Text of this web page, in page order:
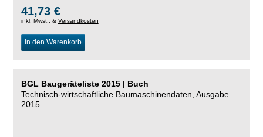
41,73 €
inkl. Mwst., & Versandkosten
In den Warenkorb
BGL Baugeräteliste 2015 | Buch
Technisch-wirtschaftliche Baumaschinendaten, Ausgabe
2015